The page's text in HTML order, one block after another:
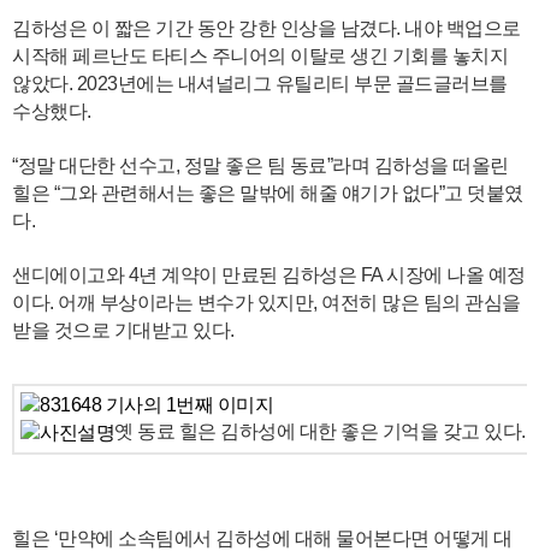
김하성은 이 짧은 기간 동안 강한 인상을 남겼다. 내야 백업으로
시작해 페르난도 타티스 주니어의 이탈로 생긴 기회를 놓치지
않았다. 2023년에는 내셔널리그 유틸리티 부문 골드글러브를
수상했다.
“정말 대단한 선수고, 정말 좋은 팀 동료”라며 김하성을 떠올린
힐은 “그와 관련해서는 좋은 말밖에 해줄 얘기가 없다”고 덧붙였
다.
샌디에이고와 4년 계약이 만료된 김하성은 FA 시장에 나올 예정
이다. 어깨 부상이라는 변수가 있지만, 여전히 많은 팀의 관심을
받을 것으로 기대받고 있다.
옛 동료 힐은 김하성에 대한 좋은 기억을 갖고 있다.
힐은 ‘만약에 소속팀에서 김하성에 대해 물어본다면 어떻게 대